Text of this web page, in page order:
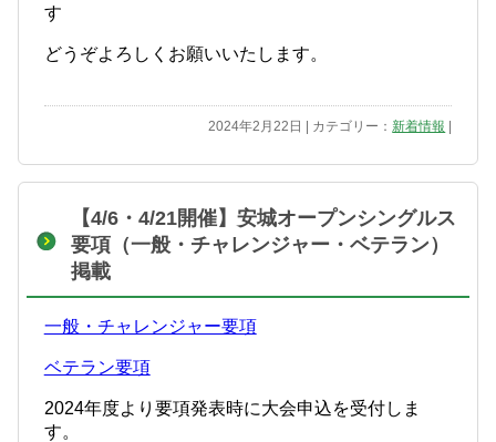
す
どうぞよろしくお願いいたします。
2024年2月22日 | カテゴリー：新着情報
【4/6・4/21開催】安城オープンシングルス
要項（一般・チャレンジャー・ベテラン）
掲載
一般・チャレンジャー要項
ベテラン要項
2024年度より要項発表時に大会申込を受付しま
す。